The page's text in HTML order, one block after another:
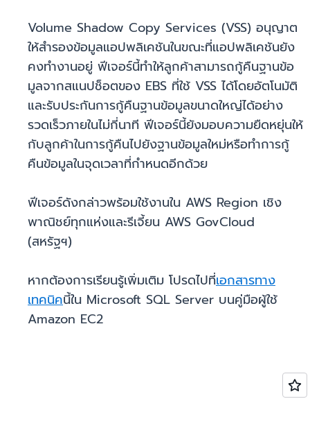
Volume Shadow Copy Services (VSS) อนุญาต
ให้สำรองข้อมูลแอปพลิเคชันในขณะที่แอปพลิเคชันยัง
คงทำงานอยู่ ฟีเจอร์นี้ทำให้ลูกค้าสามารถกู้คืนฐานข้อ
มูลจากสแนปช็อตของ EBS ที่ใช้ VSS ได้โดยอัตโนมัติ
และรับประกันการกู้คืนฐานข้อมูลขนาดใหญ่ได้อย่าง
รวดเร็วภายในไม่กี่นาที ฟีเจอร์นี้ยังมอบความยืดหยุ่นให้
กับลูกค้าในการกู้คืนไปยังฐานข้อมูลใหม่หรือทำการกู้
คืนข้อมูลในจุดเวลาที่กำหนดอีกด้วย
ฟีเจอร์ดังกล่าวพร้อมใช้งานใน AWS Region เชิง
พาณิชย์ทุกแห่งและรีเจี้ยน AWS GovCloud
(สหรัฐฯ)
หากต้องการเรียนรู้เพิ่มเติม โปรดไปที่เอกสารทาง
เทคนิคนี้ใน Microsoft SQL Server บนคู่มือผู้ใช้
Amazon EC2